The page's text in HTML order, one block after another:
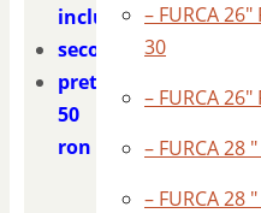
inclus
second
pret
50
ron
– FURCA 26″
30
– FURCA 26″
– FURCA 28
– FURCA 28